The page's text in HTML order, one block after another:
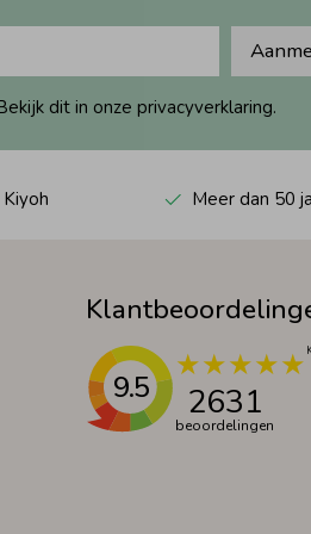
dit in onze privacyverklaring.
Meer dan 50
9.5 2631
beoordelingen